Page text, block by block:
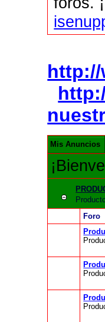
http://
Mis Anuncios
Foro